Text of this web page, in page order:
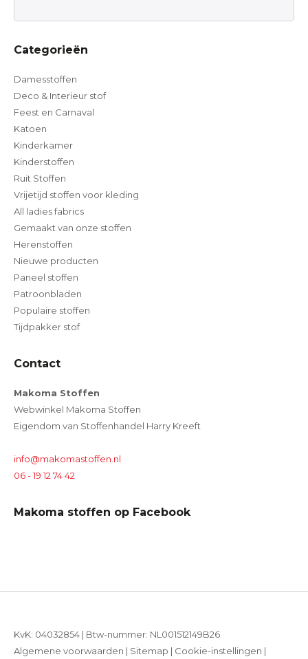
Categorieën
Damesstoffen
Deco & Interieur stof
Feest en Carnaval
Katoen
Kinderkamer
Kinderstoffen
Ruit Stoffen
Vrijetijd stoffen voor kleding
All ladies fabrics
Gemaakt van onze stoffen
Herenstoffen
Nieuwe producten
Paneel stoffen
Patroonbladen
Populaire stoffen
Tijdpakker stof
Contact
Makoma Stoffen
Webwinkel Makoma Stoffen
Eigendom van Stoffenhandel Harry Kreeft
info@makomastoffen.nl
06 - 19 12 74 42
Makoma stoffen op Facebook
KvK: 04032854 | Btw-nummer: NL001512149B26
Algemene voorwaarden | Sitemap | Cookie-instellingen |